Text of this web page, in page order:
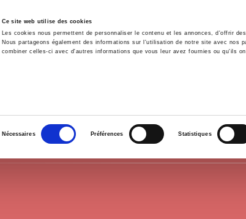
Ce site web utilise des cookies
Les cookies nous permettent de personnaliser le contenu et les annonces, d'offrir
Nous partageons également des informations sur l'utilisation de notre site avec nos
combiner celles-ci avec d'autres informations que vous leur avez fournies ou qu'ils
consentement
Nécessaires Préférences Statistiques
Home Environment